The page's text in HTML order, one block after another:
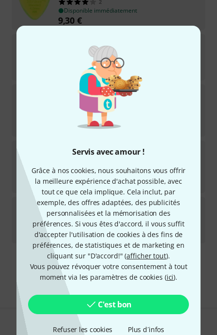
Servis avec amour !
Grâce à nos cookies, nous souhaitons vous offrir
la meilleure expérience d'achat possible, avec
tout ce que cela implique. Cela inclut, par
exemple, des offres adaptées, des publicités
personnalisées et la mémorisation des
préférences. Si vous êtes d'accord, il vous suffit
d'accepter l'utilisation de cookies à des fins de
préférences, de statistiques et de marketing en
cliquant sur "D'accord!" (afficher tout).
Vous pouvez révoquer votre consentement à tout
moment via les paramètres de cookies (ici).
C'est bon
Refuser les cookies Plus d´infos
2
Disponible immédiatement
9,30 €
Disponible immédiatement
Gravity Guitar PicksStriker RH Speed Bevels
Disponible immédiatement
€
Gravity Guitar Picks
Striker RH Speed Bevels
3,0mm
Disponible immédiatement
5,80 €
Gravity Guitar PicksClassic Standard 2,0mm
6
Disponible immédiatement
5,80 €
Envoi gratuit à partir de 69 €
Les prix sont indiqués avec TVA comprise
Aimez-vous ce que vous voyez ?